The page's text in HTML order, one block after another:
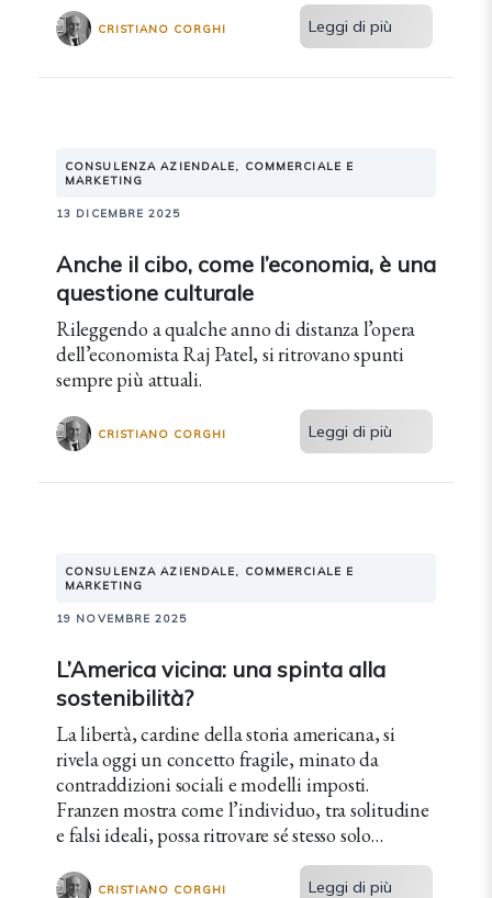
CRISTIANO CORGHI Leggi di più
CONSULENZA AZIENDALE, COMMERCIALE E
MARKETING
13 DICEMBRE 2025
Anche il cibo, come l’economia, è una
questione culturale
Rileggendo a qualche anno di distanza l’opera
dell’economista Raj Patel, si ritrovano spunti
sempre più attuali.
CRISTIANO CORGHI Leggi di più
CONSULENZA AZIENDALE, COMMERCIALE E
MARKETING
19 NOVEMBRE 2025
L’America vicina: una spinta alla
sostenibilità?
La libertà, cardine della storia americana, si
rivela oggi un concetto fragile, minato da
contraddizioni sociali e modelli imposti.
Franzen mostra come l’individuo, tra solitudine
e falsi ideali, possa ritrovare sé stesso solo
attraverso una libertà autentica e condivisa.
CRISTIANO CORGHI Leggi di più